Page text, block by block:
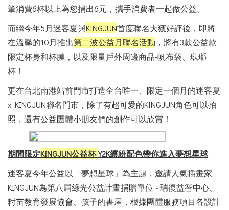
筆消費6杯以上為您捐出6元，攜手消費者一起做公益。
而繼今年5月迷客夏與KINGJUN首度聯名大獲好評後，即將
在溫馨的10月推出第二波公益月聯名活動 ，將有3款公益款
限定杯身和杯膜，以及限量戶外周邊商品-帆布袋、琺瑯
杯！
更在台北南港站前門市打造全台唯一、限定一個月的迷客夏
x KINGJUN聯名門市，除了有超可愛的KINGJUN角色可以拍
照，還有公益團體小朋友們的創作可以欣賞！
期間限定KINGJUN公益杯Y2K繽紛配色帶你進入夢想星球
迷客夏今年公益以「夢想星球」為主題，邀請人氣插畫家
KINGJUN為第八屆綠光公益計畫捐贈單位 - 瑞復益智中心、
籿苗教育發展協會、孩子的書屋，根據團體服務項目各設計